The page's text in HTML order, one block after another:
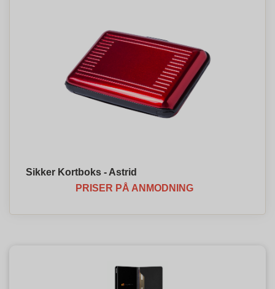
Sikker Kortboks - Astrid
PRISER PÅ ANMODNING